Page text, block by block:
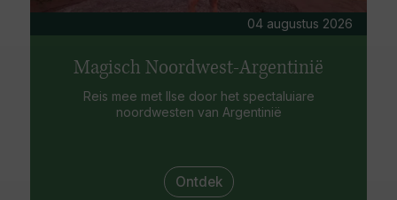
04 augustus 2026
Magisch Noordwest-Argentinië
Reis mee met Ilse door het spectaluiare
noordwesten van Argentinië
Ontdek